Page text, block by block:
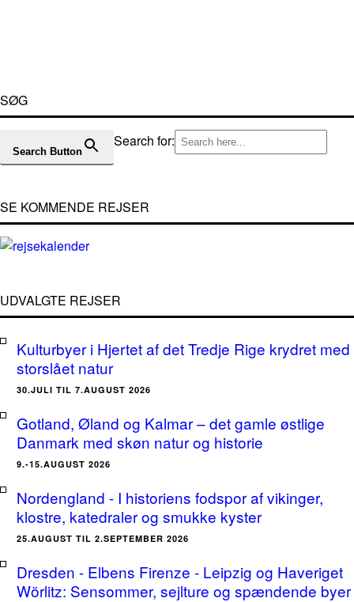
SØG
Search for:
Search Button
SE KOMMENDE REJSER
UDVALGTE REJSER
Kulturbyer i Hjertet af det Tredje Rige krydret med
storslået natur
30.JULI TIL 7.AUGUST 2026
Gotland, Øland og Kalmar – det gamle østlige
Danmark med skøn natur og historie
9.-15.AUGUST 2026
Nordengland - I historiens fodspor af vikinger,
klostre, katedraler og smukke kyster
25.AUGUST TIL 2.SEPTEMBER 2026
Dresden - Elbens Firenze - Leipzig og Haveriget
Wörlitz: Sensommer, sejlture og spændende byer